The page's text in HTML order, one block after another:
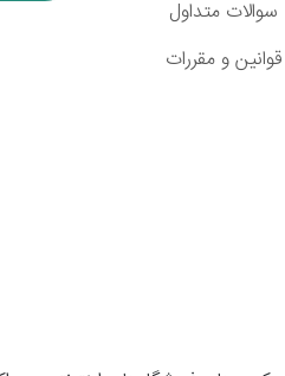
سوالات متداول
قوانین و مقررات